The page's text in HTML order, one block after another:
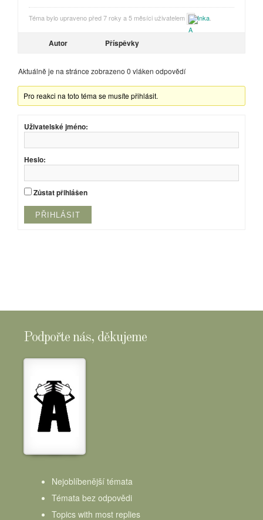
Téma bylo upraveno před 7 roky a 5 měsíci uživatelem Inka
Autor Příspěvky
Aktuálně je na stránce zobrazeno 0 vláken odpovědí
Pro reakci na toto téma se musíte přihlásit.
Uživatelské jméno:
Heslo:
Zůstat přihlášen
PŘIHLÁSIT
Podpořte nás, děkujeme
Nejoblíbenější témata
Témata bez odpovědi
Topics with most replies